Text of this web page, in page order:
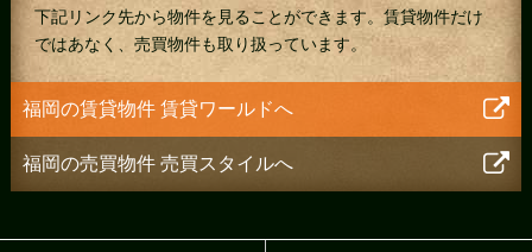
下記リンク先から物件を見ることができます。賃貸物件だけ
ではあなく、売買物件も取り扱っています。
福岡の賃貸物件賃貸ワールドへ
福岡の売買物件売買スタイルへ